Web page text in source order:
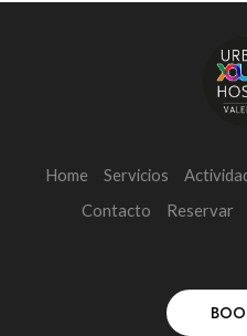
Home Servicios
Contacto
Reservar